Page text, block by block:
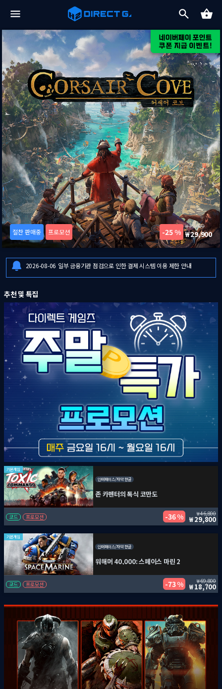
절찬 판매중 프로모션 25 %
39,900
29,900
2026-08-06 [드래곤즈 도그마 2: 다크 어리즌 한국어판] 예약판매 안내
2026-08-06 일부 금융기관 점검으로 인한 결제 시스템 이용 제한 안내
2026-08-07 8월 1주 다이렉트 게임즈 주말특가 프로모션 안내
2026-08-06
2026-08-07 8월 1주 다이렉트 게임즈 주말특가 프로모션 안내
2026-08-06 [드래곤즈 도그마 2: 다크 어리즌 한국어판] 예약판매 안내
추천 및 특집
기본게임
인터페이스/자막 한글
존 카펜터의 톡식 코만도
코드 프로모션 36 % 46,800
29,800
기본게임
인터페이스/자막 한글
워해머 40,000: 스페이스 마린 2
코드 프로모션 73 % 69,800
18,700